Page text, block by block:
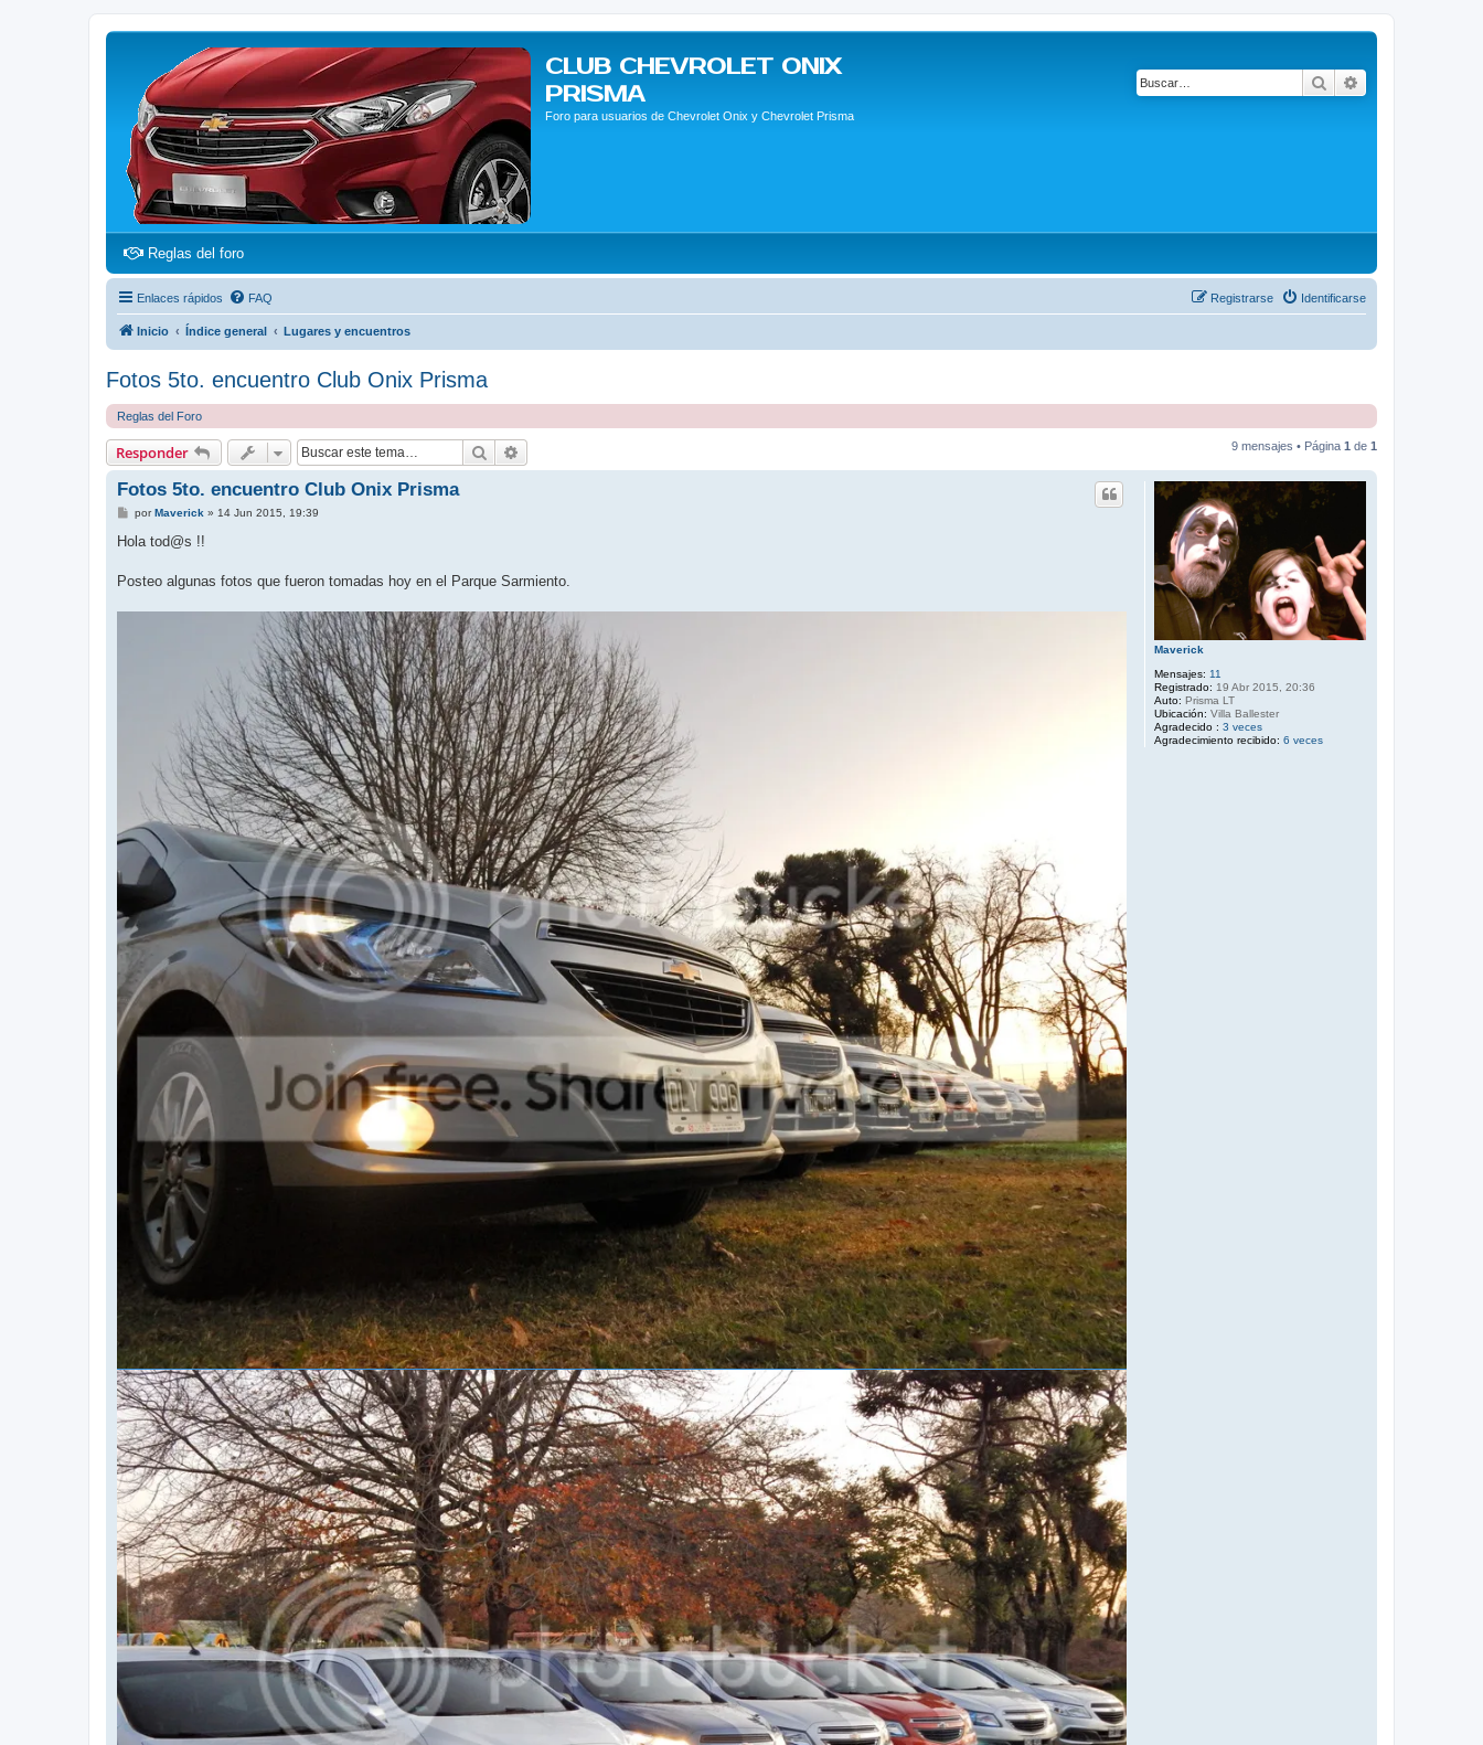
CLUB CHEVROLET ONIX
PRISMA
Foro para usuarios de Chevrolet Onix y Chevrolet Prisma
Buscar
Reglas del foro(Opens a new tab)
Enlaces rápidos FAQ Identificarse
Registrarse
Inicio Índice general Lugares y encuentros
Fotos 5to. encuentro Club Onix Prisma
Reglas del Foro
Responder Buscar 9 mensajes • Página 1 de 1
Maverick
Mensajes: 11
Registrado: 19 Abr 2015, 20:36
Auto: Prisma LT
Ubicación: Villa Ballester
Agradecido : 3 veces
Agradecimiento recibido: 6 veces
Fotos 5to. encuentro Club Onix Prisma
M
n
j
porMaverick » 14 Jun 2015, 19:39
Hola tod@s !!
Posteo algunas fotos que fueron tomadas hoy en el Parque Sarmiento.